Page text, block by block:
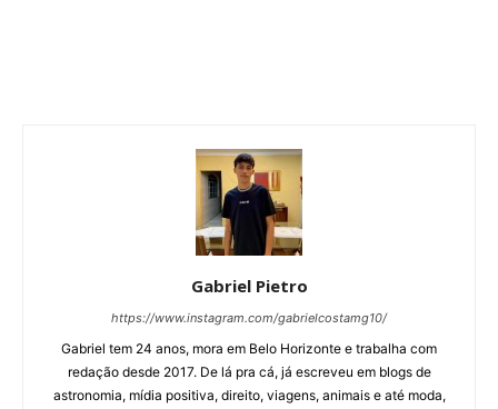
Gabriel Pietro
https://www.instagram.com/gabrielcostamg10/
Gabriel tem 24 anos, mora em Belo Horizonte e trabalha com
redação desde 2017. De lá pra cá, já escreveu em blogs de
astronomia, mídia positiva, direito, viagens, animais e até moda,